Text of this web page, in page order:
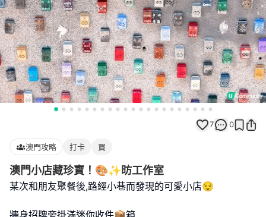
7 0
澳門攻略 打卡 買
澳門小店藏珍寶！🎨✨昉工作室
某次和朋友聚餐後,路經小巷而發現的可愛小店😌
牆身招牌旁掛滿迷你收件📦箱,